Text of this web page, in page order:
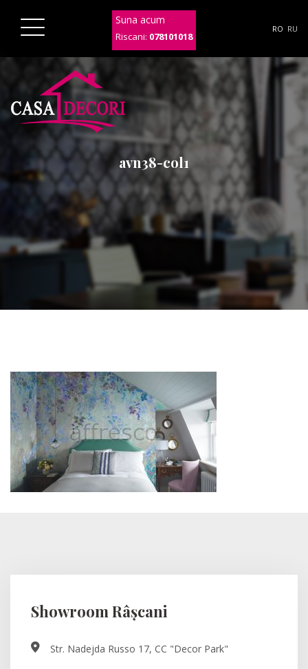
Suna acum
Riscani: 078101018
RO RU
avn38-col1
Showroom Râșcani
Str. Nadejda Russo 17, CC "Decor Park"